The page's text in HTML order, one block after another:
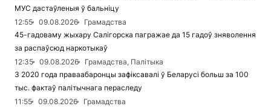
МУС дастаўленыя ў бальніцу
12:55
09.08.2026
Грамадства
45-гадоваму жыхару Салігорска пагражае да 15 гадоў зняволення
за распаўсюд наркотыкаў
12:35
09.08.2026
Грамадства, Палітыка
З 2020 года праваабаронцы зафіксавалі ў Беларусі больш за 100
тыс. фактаў палітычнага пераследу
11:55
09.08.2026
Грамадства